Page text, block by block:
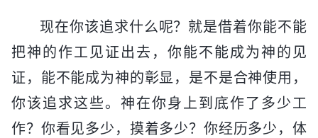
现在你该追求什么呢？就是借着你能不能
把神的作工见证出去，你能不能成为神的见
证，能不能成为神的彰显，是不是合神使用，
你该追求这些。神在你身上到底作了多少工
作？你看见多少，摸着多少？你经历多少，体